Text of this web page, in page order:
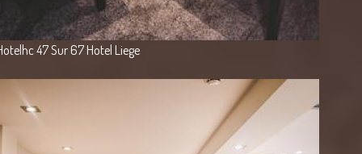
47 Sur 67 Hotel Liege